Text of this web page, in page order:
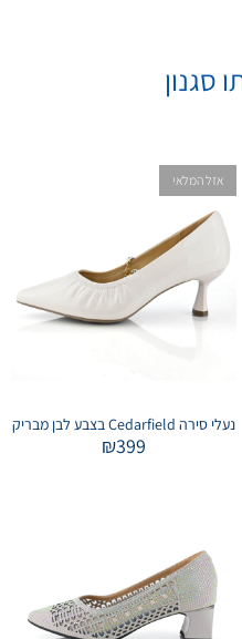
סגנון
אזל המלאי
נעלי סירה Cedarfield בצבע לבן מבריק
₪399